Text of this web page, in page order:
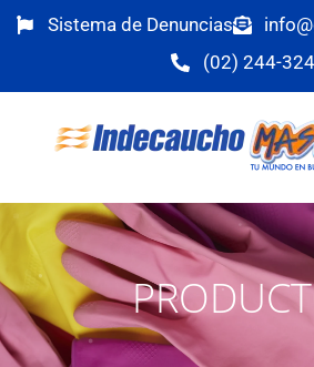
Sistema de Denuncias
(02) 244-